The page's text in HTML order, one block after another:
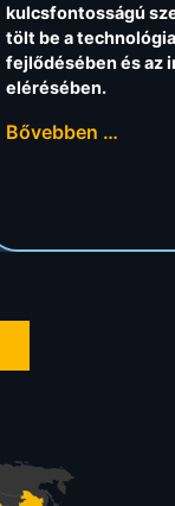
kulcsfontosságú
tölt be a
fejlődésében és az
elérésében.
Bővebben …